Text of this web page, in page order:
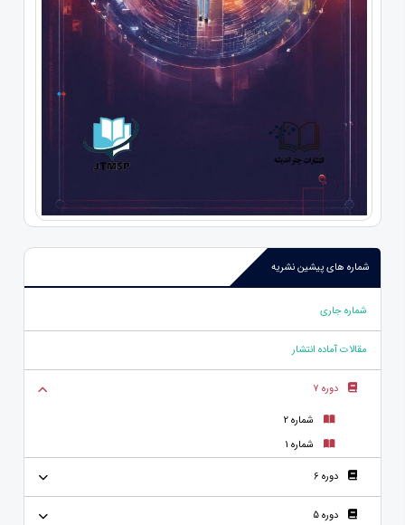
شماره های پیشین نشریه
شماره جاری
مقالات آماده انتشار
دوره 7
شماره 2
شماره 1
دوره 6
دوره 5